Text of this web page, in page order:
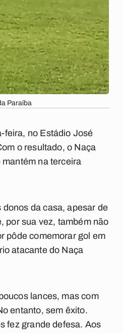
Paraíba
feira, no Estádio José
o resultado, o Naça
na terceira
da casa, apesar de
por sua vez, também não
pôde comemorar gol em
atacante do Naça
lances, mas com
entanto, sem êxito.
fez grande defesa. Aos